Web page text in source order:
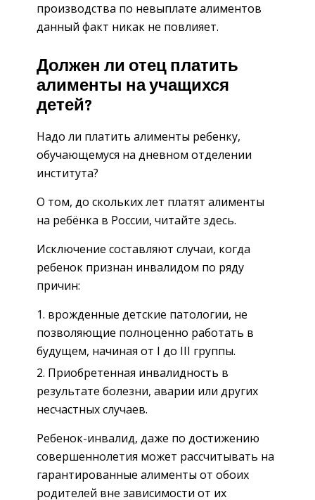
производства по невыплате алиментов
данный факт никак не повлияет.
Должен ли отец платить
алименты на учащихся
детей?
Надо ли платить алименты ребенку,
обучающемуся на дневном отделении
института?
О том, до скольких лет платят алименты
на ребёнка в России, читайте здесь.
Исключение составляют случаи, когда
ребенок признан инвалидом по ряду
причин:
врожденные детские патологии, не
позволяющие полноценно работать в
будущем, начиная от I до III группы.
Приобретенная инвалидность в
результате болезни, аварии или других
несчастных случаев.
Ребенок-инвалид, даже по достижению
совершеннолетия может рассчитывать на
гарантированные алименты от обоих
родителей вне зависимости от их